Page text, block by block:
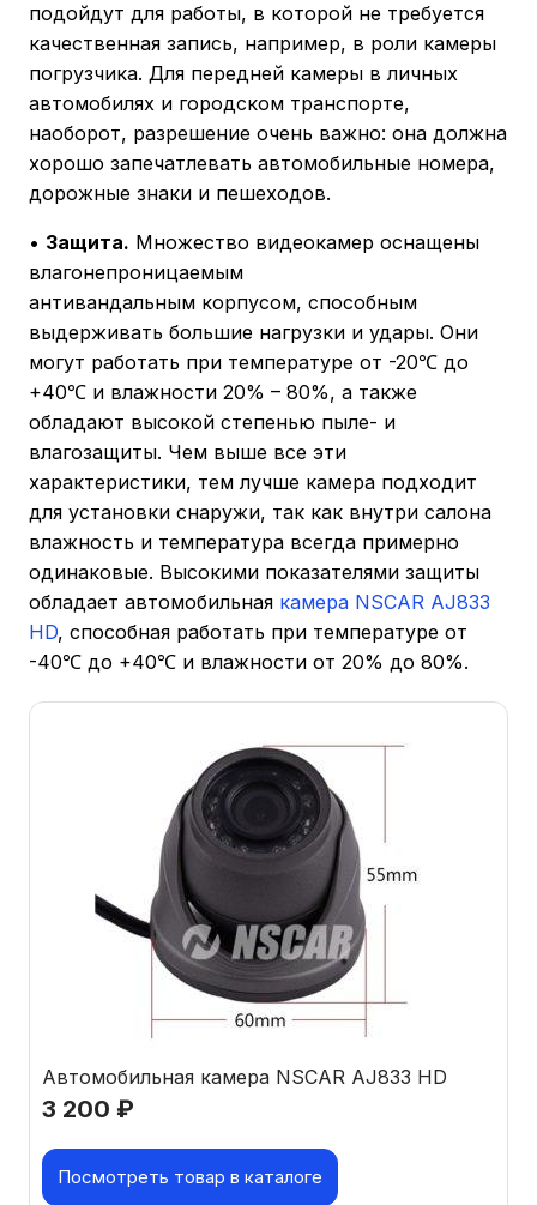
подойдут для работы, в которой не требуется
качественная запись, например, в роли камеры
погрузчика. Для передней камеры в личных
автомобилях и городском транспорте,
наоборот, разрешение очень важно: она должна
хорошо запечатлевать автомобильные номера,
дорожные знаки и пешеходов.
• Защита. Множество видеокамер оснащены
влагонепроницаемым
антивандальным корпусом, способным
выдерживать большие нагрузки и удары. Они
могут работать при температуре от -20℃ до
+40℃ и влажности 20% – 80%, а также
обладают высокой степенью пыле- и
влагозащиты. Чем выше все эти
характеристики, тем лучше камера подходит
для установки снаружи, так как внутри салона
влажность и температура всегда примерно
одинаковые. Высокими показателями защиты
обладает автомобильная камера NSCAR AJ833
HD, способная работать при температуре от
-40℃ до +40℃ и влажности от 20% до 80%.
Автомобильная камера NSCAR AJ833 HD
3 200 ₽
Посмотреть товар в каталоге